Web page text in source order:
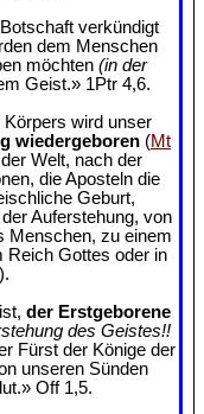
verkündigt
dem Menschen
möchten (in der
Geist.» 1Ptr 4,6.
wird unser
wiedergeboren (Mt
Welt, nach der
die Aposteln die
Geburt,
Auferstehung, von
Menschen, zu einem
Reich Gottes oder in
).
der Erstgeborene
des Geistes!!
Fürst der Könige der
unseren Sünden
Off 1,5.